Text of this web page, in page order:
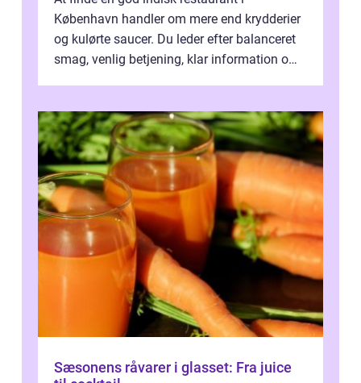
København handler om mere end krydderier
og kulørte saucer. Du leder efter balanceret
smag, venlig betjening, klar information om
Sæsonens råvarer i glasset: Fra juice